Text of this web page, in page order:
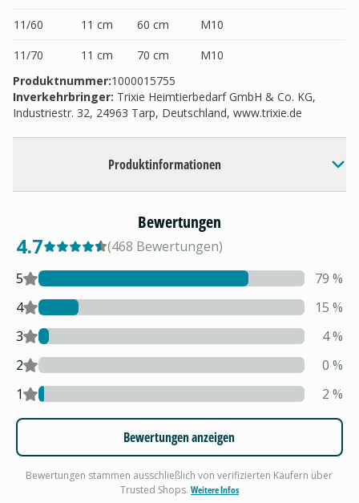
11/60
11 cm 60 cm
M10
11/70
11 cm 70 cm
M10
Produktnummer:1000015755
Inverkehrbringer: Trixie Heimtierbedarf GmbH & Co. KG,
Industriestr. 32, 24963 Tarp, Deutschland, www.trixie.de
Produktinformationen
Bewertungen
4.7 (468 Bewertungen)
5
79 %
4
15 %
3
4%
2
0 %
1
2 %
Bewertungen anzeigen
Bewertungen stammen ausschließlich von verifizierten Käufern über
Trusted Shops. Weitere Infos